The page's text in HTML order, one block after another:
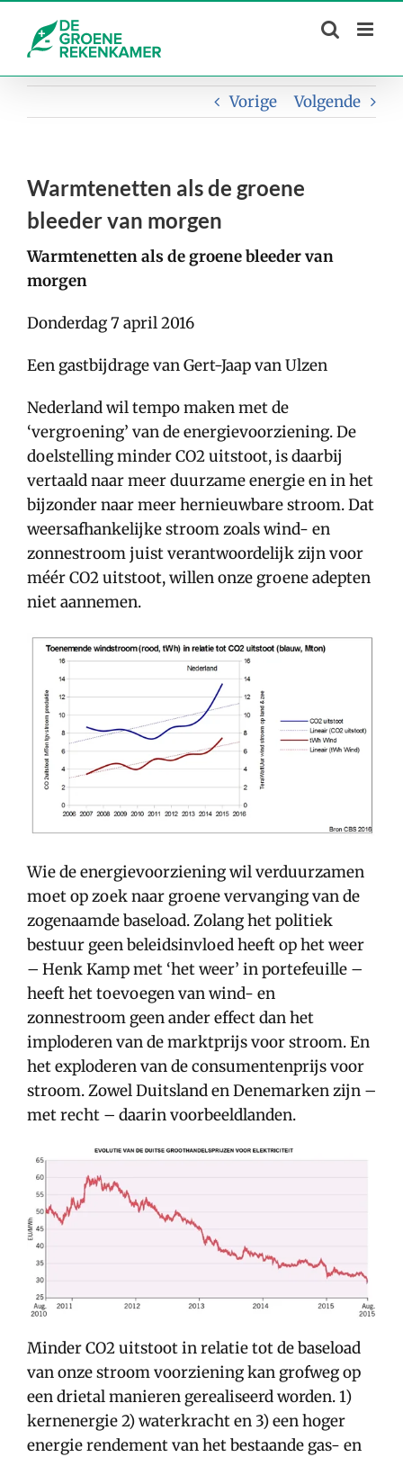
content
Vorige Volgende
Warmtenetten als de groene
bleeder van morgen
Warmtenetten als de groene bleeder van
morgen
Donderdag 7 april 2016
Een gastbijdrage van Gert-Jaap van Ulzen
Nederland wil tempo maken met de
‘vergroening’ van de energievoorziening. De
doelstelling minder CO2 uitstoot, is daarbij
vertaald naar meer duurzame energie en in het
bijzonder naar meer hernieuwbare stroom. Dat
weersafhankelijke stroom zoals wind- en
zonnestroom juist verantwoordelijk zijn voor
méér CO2 uitstoot, willen onze groene adepten
niet aannemen.
Wie de energievoorziening wil verduurzamen
moet op zoek naar groene vervanging van de
zogenaamde baseload. Zolang het politiek
bestuur geen beleidsinvloed heeft op het weer
– Henk Kamp met ‘het weer’ in portefeuille –
heeft het toevoegen van wind- en
zonnestroom geen ander effect dan het
imploderen van de marktprijs voor stroom. En
het exploderen van de consumentenprijs voor
stroom. Zowel Duitsland en Denemarken zijn –
met recht – daarin voorbeeldlanden.
Minder CO2 uitstoot in relatie tot de baseload
van onze stroom voorziening kan grofweg op
een drietal manieren gerealiseerd worden. 1)
kernenergie 2) waterkracht en 3) een hoger
energie rendement van het bestaande gas- en